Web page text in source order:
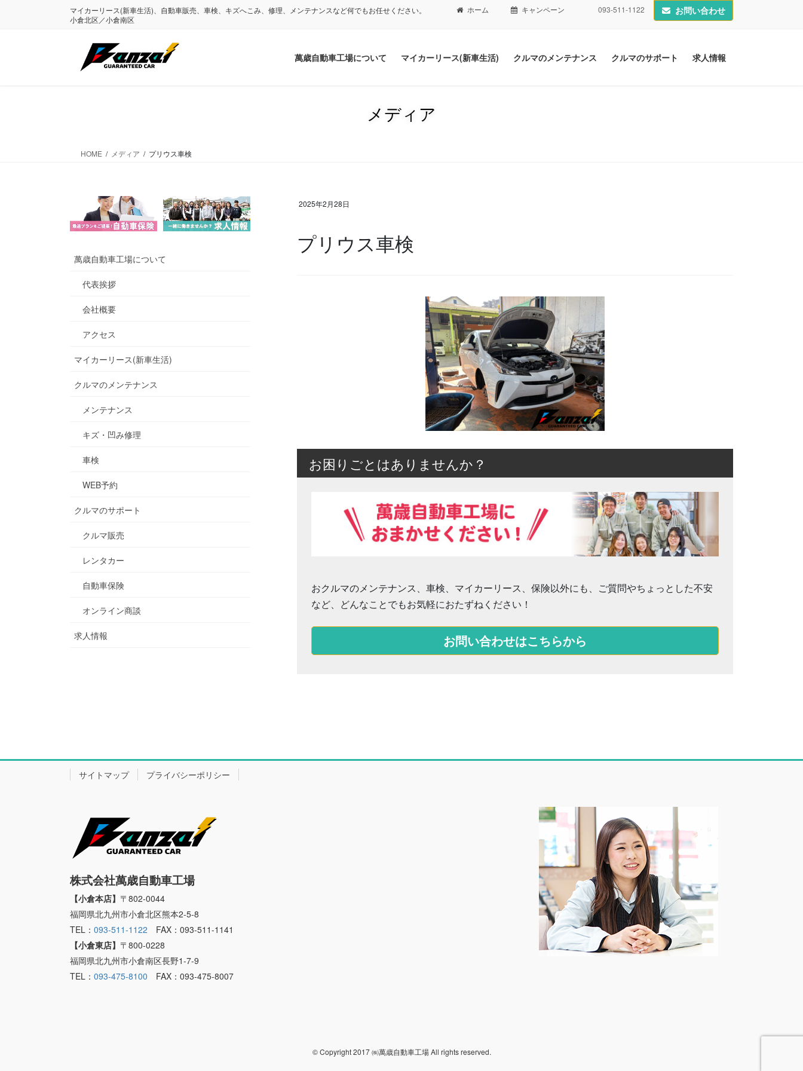
マイカーリース(新車生活)、自動車販売、車検、キズへこみ、修理、メンテナンスなど何でもお任せください。
小倉北区／小倉南区
ホーム キャンペーン 093-511-1122 お問い合わせ
萬歳自動車工場について マイカーリース(新車生活) クルマのメンテナンス クルマのサポート 求人情報
メディア
HOME メディア プリウス車検
2025年2月28日
プリウス車検
お困りごとはありませんか？
おクルマのメンテナンス、車検、マイカーリース、保険以外にも、ご質問やちょっとした不安
など、どんなことでもお気軽におたずねください！
お問い合わせはこちらから
萬歳自動車工場について
代表挨拶
会社概要
アクセス
マイカーリース(新車生活)
クルマのメンテナンス
メンテナンス
キズ・凹み修理
車検
WEB予約
クルマのサポート
クルマ販売
レンタカー
自動車保険
オンライン商談
求人情報
サイトマップ プライバシーポリシー
株式会社萬歳自動車工場
【小倉本店】 〒802-0044
福岡県北九州市小倉北区熊本2-5-8
TEL： 093-511-1122 FAX：093-511-1141
【小倉東店】 〒800-0228
福岡県北九州市小倉南区長野1-7-9
TEL： 093-475-8100 FAX：093-475-8007
© Copyright 2017 ㈱萬歳自動車工場 All rights reserved.